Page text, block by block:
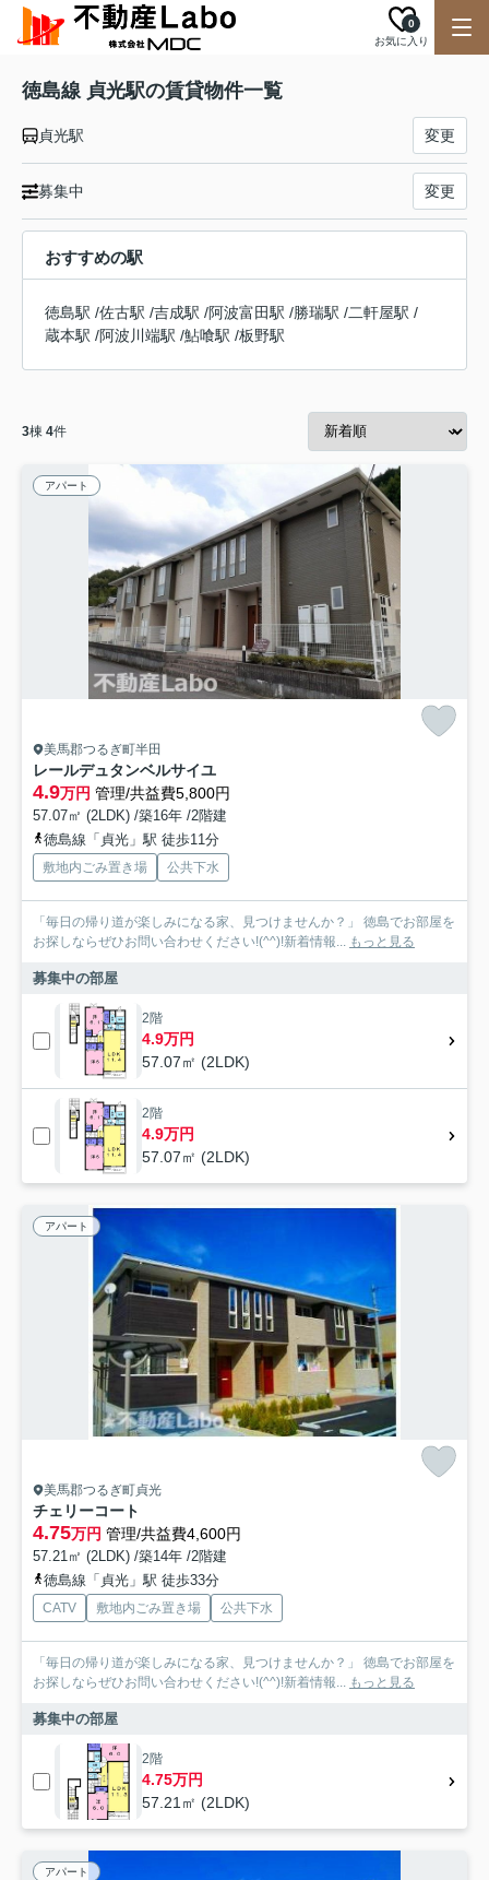
お気に入り
0
徳島線 貞光駅の賃貸物件一覧
貞光駅 変更
募集中 変更
おすすめの駅
徳島駅 /佐古駅 /吉成駅 /阿波富田駅 /勝瑞駅 /二軒屋駅 /
蔵本駅 /阿波川端駅 /鮎喰駅 /板野駅
3棟 4件
アパート
美馬郡つるぎ町半田
レールデュタンベルサイユ
4.9万円 管理/共益費5,800円
57.07㎡ (2LDK) /築16年 /2階建
徳島線「貞光」駅 徒歩11分
敷地内ごみ置き場 公共下水
「毎日の帰り道が楽しみになる家、見つけませんか？」 徳島でお部屋を
お探しならぜひお問い合わせください!(^^)!新着情報... もっと見る
募集中の部屋
2階
4.9万円
57.07㎡ (2LDK)
2階
4.9万円
57.07㎡ (2LDK)
アパート
美馬郡つるぎ町貞光
チェリーコート
4.75万円 管理/共益費4,600円
57.21㎡ (2LDK) /築14年 /2階建
徳島線「貞光」駅 徒歩33分
CATV 敷地内ごみ置き場 公共下水
「毎日の帰り道が楽しみになる家、見つけませんか？」 徳島でお部屋を
お探しならぜひお問い合わせください!(^^)!新着情報... もっと見る
募集中の部屋
2階
4.75万円
57.21㎡ (2LDK)
アパート